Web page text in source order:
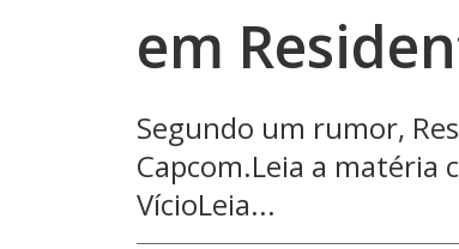
em
Segundo um rumor,
Capcom.Leia a matéria
VícioLeia...